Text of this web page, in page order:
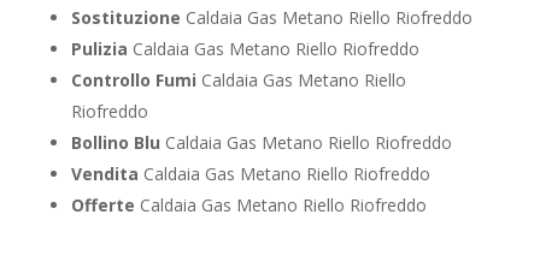
Sostituzione Caldaia Gas Metano Riello Riofreddo
Pulizia Caldaia Gas Metano Riello Riofreddo
Controllo Fumi Caldaia Gas Metano Riello
Riofreddo
Bollino Blu Caldaia Gas Metano Riello Riofreddo
Vendita Caldaia Gas Metano Riello Riofreddo
Offerte Caldaia Gas Metano Riello Riofreddo